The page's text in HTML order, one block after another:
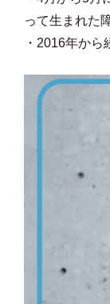
って生まれた
・2016年か